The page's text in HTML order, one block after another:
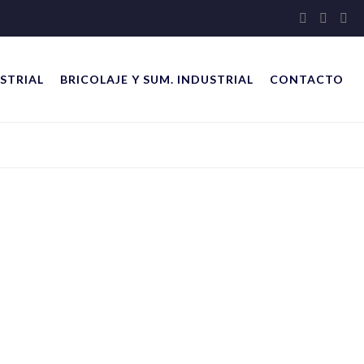
BRICOLAJE Y SUM. INDUSTRIAL CONTACTO